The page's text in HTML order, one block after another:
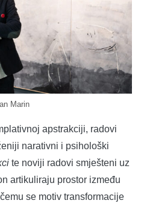
Marin
apstrakciji, radovi
narativni i psihološki
te noviji radovi smješteni uz
artikuliraju prostor između
se motiv transformacije